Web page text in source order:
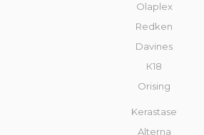
Olaplex
Redken
Davines
К18
Orising
Kerastase
Alterna